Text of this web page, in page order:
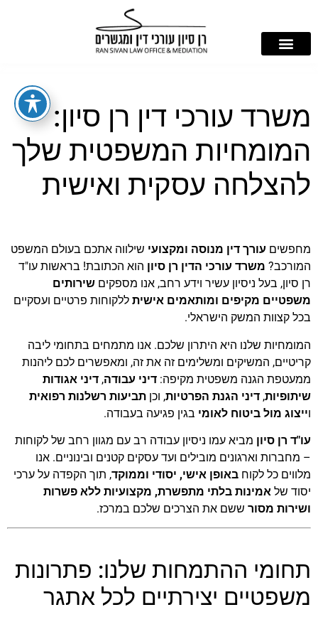
משרד עורכי דין רן סיון:
המומחיות המשפטית שלך
להצלחה עסקית ואישית
מחפשים עורך דין מנוסה ומקצועי שילווה אתכם בעולם המשפט
המורכב? משרד עורכי הדין רן סיון הוא הכתובת! בראשות עו"ד
רן סיון, בעל ניסיון עשיר וידע רחב, אנו מספקים שירותים
משפטיים מקיפים ומותאמים אישית ללקוחות פרטיים ועסקיים
בכל קצוות המשק הישראלי.
המומחיות שלנו היא היתרון שלכם. אנו מתמחים בתחומי ליבה
קריטיים, המשיקים ומשלימים זה את זה, ומאפשרים לכם ליהנות
ממעטפת הגנה משפטית מקיפה: דיני עבודה, דיני אגודות
שיתופיות, דיני הגנת הפרטיות, וכן תביעות רשלנות רפואית
וייצוג מול ביטוח לאומי בגין פגיעה בעבודה.
עו"ד רן סיון מביא עמו ניסיון עבודה רב עם מגוון רחב של לקוחות
– מחברות וארגונים מובילים ועד עסקים קטנים ובינוניים. אנו
מלווים כל לקוח באופן אישי, יסודי וממוקד, תוך הקפדה על ערכי
יסוד של אמינות בלתי מתפשרת, מקצועיות ללא פשרות
ושירות מסור ששם את הצרכים שלכם במרכז.
תחומי ההתמחות שלנו: פתרונות
משפטיים יצירתיים לכל אתגר